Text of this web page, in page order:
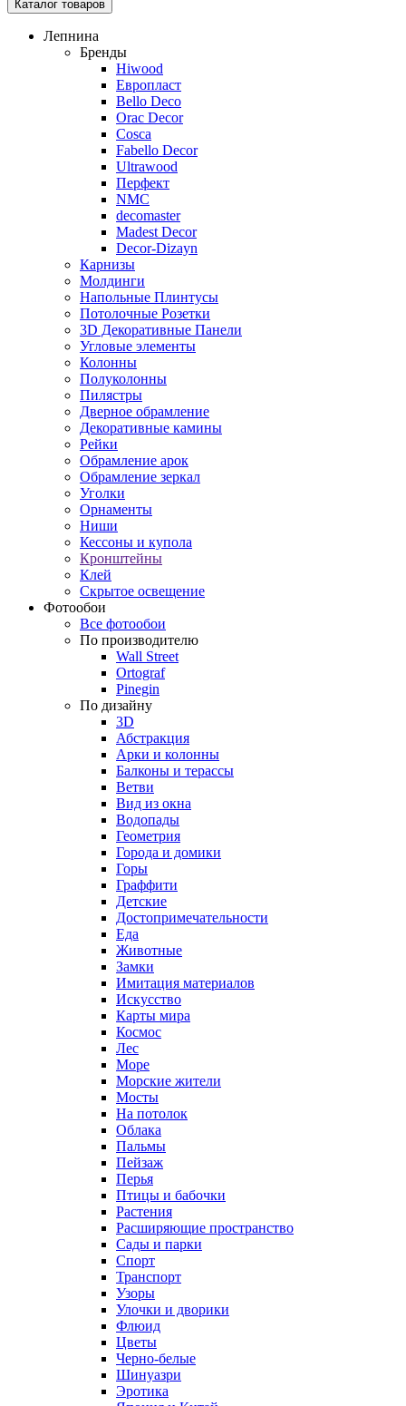
Каталог товаров
Лепнина
Бренды
Hiwood
Европласт
Bello Deco
Orac Decor
Cosca
Fabello Decor
Ultrawood
Перфект
NMC
decomaster
Madest Decor
Decor-Dizayn
Карнизы
Молдинги
Напольные Плинтусы
Потолочные Розетки
3D Декоративные Панели
Угловые элементы
Колонны
Полуколонны
Пилястры
Дверное обрамление
Декоративные камины
Рейки
Обрамление арок
Обрамление зеркал
Уголки
Орнаменты
Ниши
Кессоны и купола
Кронштейны
Клей
Скрытое освещение
Фотообои
Все фотообои
По производителю
Wall Street
Ortograf
Pinegin
По дизайну
3D
Абстракция
Арки и колонны
Балконы и терассы
Ветви
Вид из окна
Водопады
Геометрия
Города и домики
Горы
Граффити
Детские
Достопримечательности
Еда
Животные
Замки
Имитация материалов
Искусство
Карты мира
Космос
Лес
Море
Морские жители
Мосты
На потолок
Облака
Пальмы
Пейзаж
Перья
Птицы и бабочки
Растения
Расширяющие пространство
Сады и парки
Спорт
Транспорт
Узоры
Улочки и дворики
Флюид
Цветы
Черно-белые
Шинуазри
Эротика